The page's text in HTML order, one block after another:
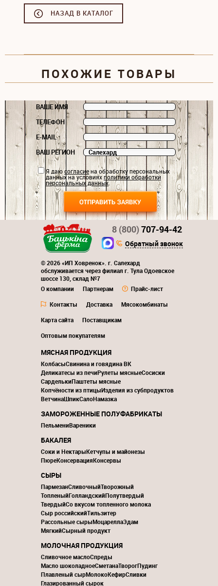
НАЗАД В КАТАЛОГ
ПОХОЖИЕ ТОВАРЫ
ВАШЕ ИМЯ
ТЕЛЕФОН
E-MAIL
ВАШ РЕГИОН
Я даюсогласиена обработку персональных
данных на условияхполитики обработки
персональных данных.
© 2026 «ИП Ховренок». г. Салехард
обслуживается через филиал г. Тула Одоевское
шоссе 130, склад №7
О компании
Партнерам
Прайс-лист
Контакты
Доставка
Мясокомбинаты
Карта сайта
Поставщикам
Оптовым покупателям
8 (800)707-94-42
Обратный звонок
МЯСНАЯ ПРОДУКЦИЯ
КолбасыСвинина и говядина ВК
Деликатесы из печиРулеты мясныеСосиски
СарделькиПаштеты мясные
Копчёности из птицыИзделия из субпродуктов
ВетчинаШпикСалоНамазка
ЗАМОРОЖЕННЫЕ ПОЛУФАБРИКАТЫ
ПельмениВареники
БАКАЛЕЯ
Соки и НектарыКетчупы и майонезы
ПюреКонсервацияКонсервы
СЫРЫ
ПармезанСливочныйТворожный
ТопленыйГолландскийПолутвердый
ТвердыйСо вкусом топленного молока
Сыр российскийТильзитер
Рассольные сырыМоцареллаЭдам
МягкийСырный продукт
МОЛОЧНАЯ ПРОДУКЦИЯ
Сливочное маслоСпреды
Масло шоколадноеСметанаТворогПудинг
Плавленый сырМолокоКефирСливки
Глазированный сырок